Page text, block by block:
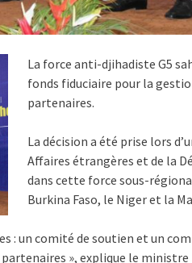
La force anti-djihadiste G5
fonds fiduciaire pour la
partenaires.
La décision a été prise lors
Affaires étrangères et de la
dans cette force sous-
Burkina Faso, le Niger et la
: un comité de soutien et un
», explique le